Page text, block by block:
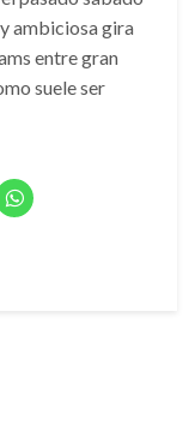
ambiciosa gira
entre gran
suele ser